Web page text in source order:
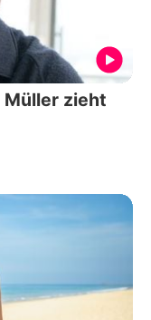
Müller zieht